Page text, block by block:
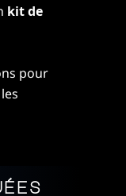
kit de
pour